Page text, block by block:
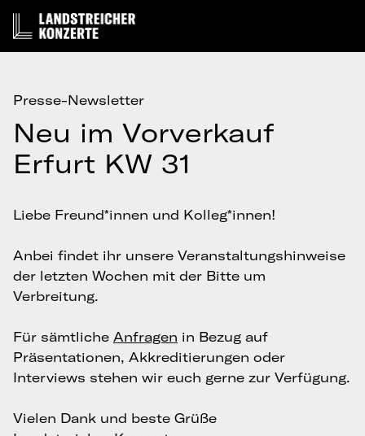
Presse-Newsletter
Neu im Vorverkauf
Erfurt KW 31
Liebe Freund*innen und Kolleg*innen!
Anbei findet ihr unsere Veranstaltungshinweise
der letzten Wochen mit der Bitte um
Verbreitung.
Für sämtliche Anfragen in Bezug auf
Präsentationen, Akkreditierungen oder
Interviews stehen wir euch gerne zur Verfügung.
Vielen Dank und beste Grüße